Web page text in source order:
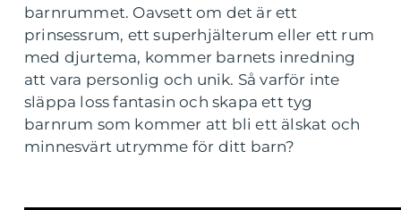
barnrummet. Oavsett om det är ett
prinsessrum, ett superhjälterum eller ett rum
med djurtema, kommer barnets inredning
att vara personlig och unik. Så varför inte
släppa loss fantasin och skapa ett tyg
barnrum som kommer att bli ett älskat och
minnesvärt utrymme för ditt barn?